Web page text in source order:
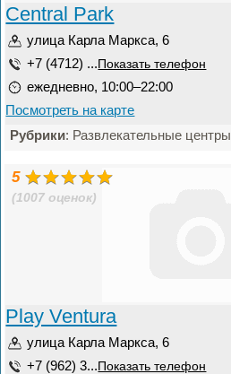
Central Park
улица Карла Маркса, 6
+7 (4712) ... Показать телефон
ежедневно, 10:00–22:00
Посмотреть на карте
Рубрики: Развлекательные центры
5
(1007 оценок)
Play Ventura
улица Карла Маркса, 6
+7 (962) 3... Показать телефон